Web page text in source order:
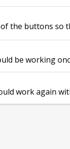
the buttons so
be working
work again